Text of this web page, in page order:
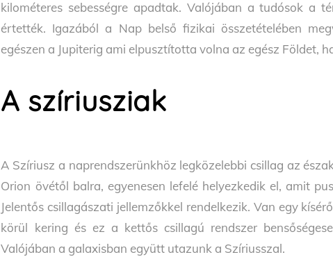
kilométeres sebességre apadtak. Valójában a tudósok a
értették. Igazából a Nap belső fizikai összetételében
egészen a Jupiterig ami elpusztította volna az egész Földet,
A szíriusziak
A Szíriusz a naprendszerünkhöz legközelebbi csillag az
Orion övétől balra, egyenesen lefelé helyezkedik el, amit
Jelentős csillagászati jellemzőkkel rendelkezik. Van egy
körül kering és ez a kettős csillagú rendszer
Valójában a galaxisban együtt utazunk a Szíriusszal.